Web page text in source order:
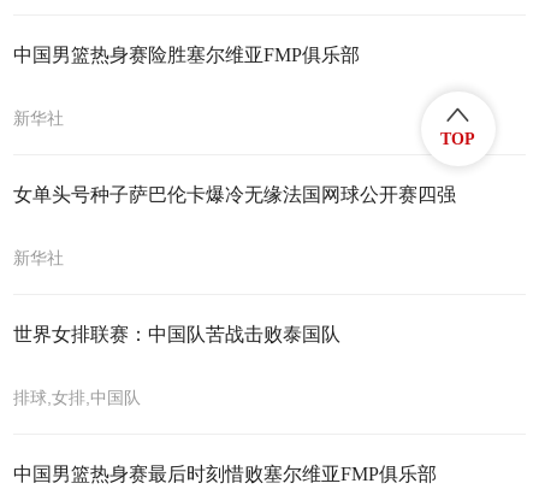
中国男篮热身赛险胜塞尔维亚FMP俱乐部
新华社
女单头号种子萨巴伦卡爆冷无缘法国网球公开赛四强
新华社
世界女排联赛：中国队苦战击败泰国队
排球,女排,中国队
中国男篮热身赛最后时刻惜败塞尔维亚FMP俱乐部
TOP